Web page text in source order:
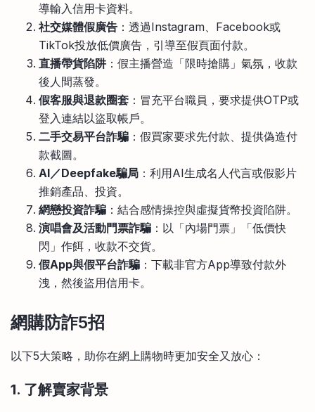
導輸入信用卡資料。
社交媒體假廣告 ：透過Instagram、Facebook或
TikTok投放低價廣告，引導至假頁面付款。
直播帶貨陷阱：假主播營造「限時搶購」氣氛，收款
後人間蒸發。
假客服與退款圈套 ：冒充平台職員，要求提供OTP或
登入連結以盜取帳戶。
二手交易平台詐騙 ：假買家要求先付款、提供偽造付
款截圖。
AI／Deepfake騙局 ：利用AI生成名人代言或假影片
推銷產品、投資。
網戀投資詐騙 ：結合感情操控與虛擬貨幣投資陷阱。
演唱會及活動門票詐騙 ：以「內場門票」「低價快
閃」作餌，收款不交貨。
假App與假平台詐騙 ：下載非官方App導致付款外
洩，然後盜用信用卡。
網購防詐5招
以下5大策略，助你在網上購物時更加安全又放心：
1. 了解賣家背景